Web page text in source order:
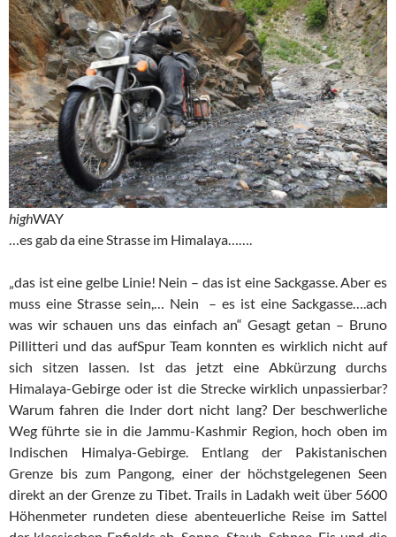
highWAY
…es gab da eine Strasse im Himalaya…….
„das ist eine gelbe Linie! Nein – das ist eine Sackgasse. Aber es
muss eine Strasse sein,… Nein – es ist eine Sackgasse….ach
was wir schauen uns das einfach an“ Gesagt getan – Bruno
Pillitteri und das aufSpur Team konnten es wirklich nicht auf
sich sitzen lassen. Ist das jetzt eine Abkürzung durchs
Himalaya-Gebirge oder ist die Strecke wirklich unpassierbar?
Warum fahren die Inder dort nicht lang? Der beschwerliche
Weg führte sie in die Jammu-Kashmir Region, hoch oben im
Indischen Himalya-Gebirge. Entlang der Pakistanischen
Grenze bis zum Pangong, einer der höchstgelegenen Seen
direkt an der Grenze zu Tibet. Trails in Ladakh weit über 5600
Höhenmeter rundeten diese abenteuerliche Reise im Sattel